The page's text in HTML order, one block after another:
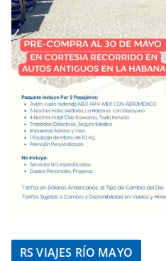
RS VIAJES RÍO MAYO